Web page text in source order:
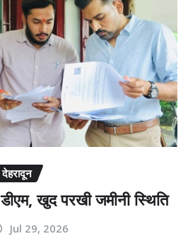
देहरादून
खुद परखी जमीनी स्थिति
Jul 29, 2026